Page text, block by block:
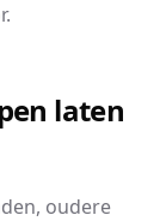
laten
oudere